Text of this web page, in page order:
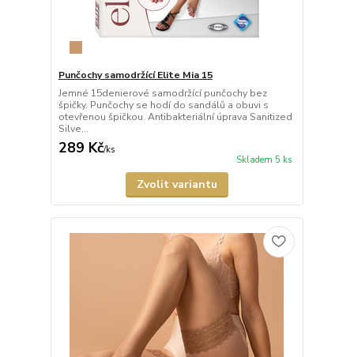
Punčochy samodržící Elite Mia 15
Jemné 15denierové samodržící punčochy bez
špičky. Punčochy se hodí do sandálů a obuvi s
otevřenou špičkou. Antibakteriální úprava Sanitized
Silve...
289 Kč/ks
Skladem 5 ks
Zvolit variantu